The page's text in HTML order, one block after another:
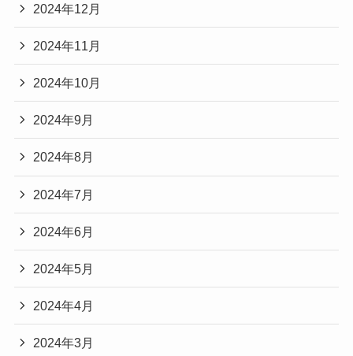
2024年12月
2024年11月
2024年10月
2024年9月
2024年8月
2024年7月
2024年6月
2024年5月
2024年4月
2024年3月